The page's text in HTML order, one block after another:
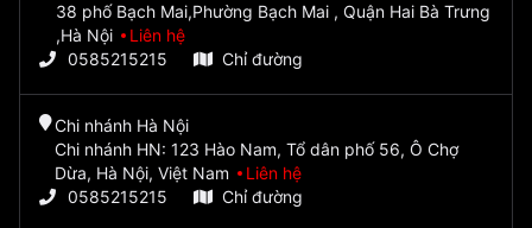
38 phố Bạch Mai,Phường Bạch Mai , Quận Hai Bà Trưng
,Hà Nội
Liên hệ
0585215215
Chỉ đường
Chi nhánh Hà Nội
Chi nhánh HN: 123 Hào Nam, Tổ dân phố 56, Ô Chợ
Dừa, Hà Nội, Việt Nam
Liên hệ
0585215215
Chỉ đường